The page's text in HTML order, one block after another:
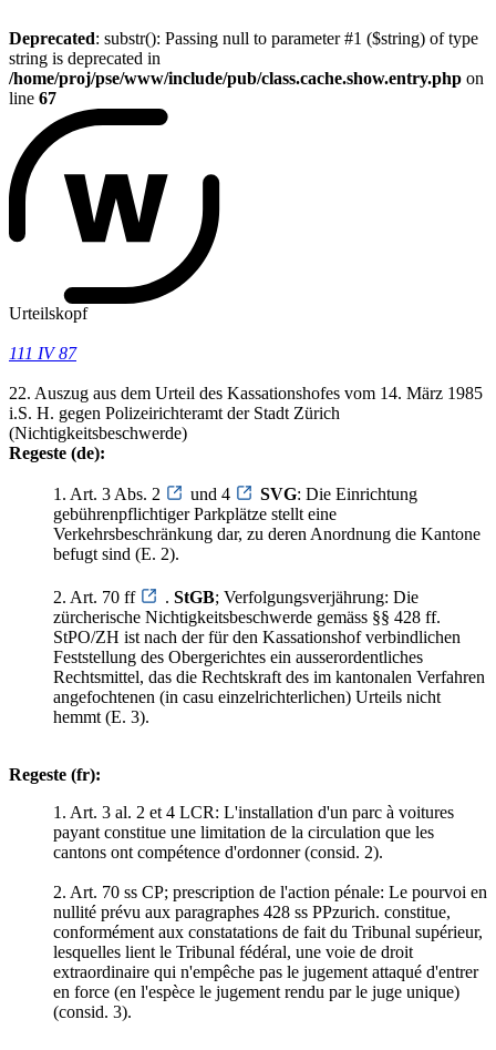
Deprecated: substr(): Passing null to parameter #1 ($string) of type
string is deprecated in
/home/proj/pse/www/include/pub/class.cache.show.entry.php on
line 67
Urteilskopf
111 IV 87
22. Auszug aus dem Urteil des Kassationshofes vom 14. März 1985
i.S. H. gegen Polizeirichteramt der Stadt Zürich
(Nichtigkeitsbeschwerde)
Regeste (de):
1. Art. 3 Abs. 2 und 4 SVG: Die Einrichtung
gebührenpflichtiger Parkplätze stellt eine
Verkehrsbeschränkung dar, zu deren Anordnung die Kantone
befugt sind (E. 2).
2. Art. 70 ff . StGB; Verfolgungsverjährung: Die
zürcherische Nichtigkeitsbeschwerde gemäss §§ 428 ff.
StPO/ZH ist nach der für den Kassationshof verbindlichen
Feststellung des Obergerichtes ein ausserordentliches
Rechtsmittel, das die Rechtskraft des im kantonalen Verfahren
angefochtenen (in casu einzelrichterlichen) Urteils nicht
hemmt (E. 3).
Regeste (fr):
1. Art. 3 al. 2 et 4 LCR: L'installation d'un parc à voitures
payant constitue une limitation de la circulation que les
cantons ont compétence d'ordonner (consid. 2).
2. Art. 70 ss CP; prescription de l'action pénale: Le pourvoi en
nullité prévu aux paragraphes 428 ss PPzurich. constitue,
conformément aux constatations de fait du Tribunal supérieur,
lesquelles lient le Tribunal fédéral, une voie de droit
extraordinaire qui n'empêche pas le jugement attaqué d'entrer
en force (en l'espèce le jugement rendu par le juge unique)
(consid. 3).